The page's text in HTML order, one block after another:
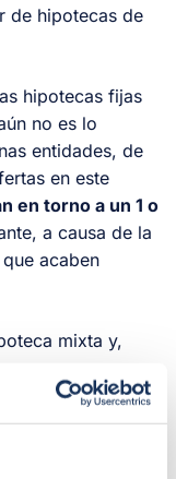
de hipotecas de
hipotecas fijas
no es lo
entidades, de
en este
en torno a un 1 o
a causa de la
acaben
mixta y,
a
al 100%.Al fin